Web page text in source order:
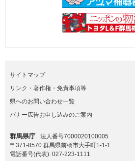
サイトマップ
リンク・著作権・免責事項等
県へのお問い合わせ一覧
バナー広告お申し込みのご案内
群馬県庁
法人番号7000020100005
〒371-8570 群馬県前橋市大手町1-1-1
電話番号(代表): 027-223-1111